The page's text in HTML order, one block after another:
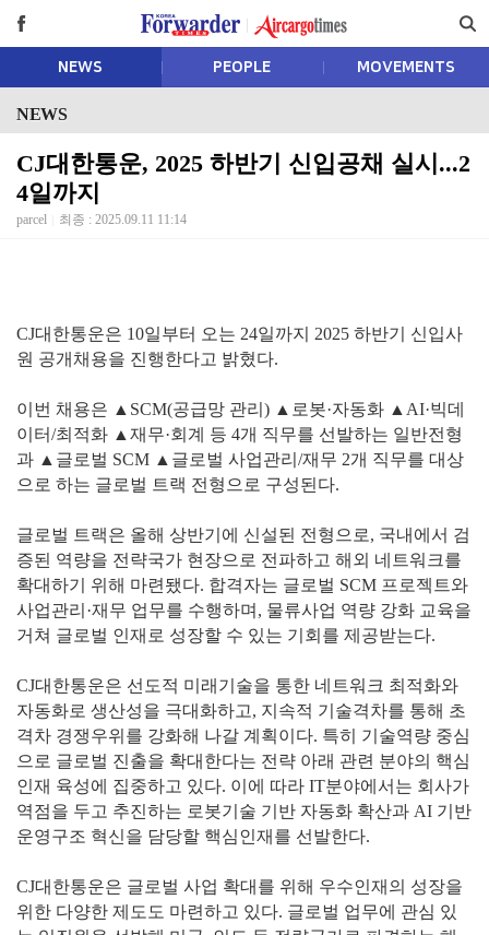
NEWS PEOPLE MOVEMENTS
NEWS
CJ대한통운, 2025 하반기 신입공채 실시...2
4일까지
parcel 최종 : 2025.09.11 11:14
CJ대한통운은 10일부터 오는 24일까지 2025 하반기 신입사
원 공개채용을 진행한다고 밝혔다.
이번 채용은 ▲SCM(공급망 관리) ▲로봇·자동화 ▲AI·빅데
이터/최적화 ▲재무·회계 등 4개 직무를 선발하는 일반전형
과 ▲글로벌 SCM ▲글로벌 사업관리/재무 2개 직무를 대상
으로 하는 글로벌 트랙 전형으로 구성된다.
글로벌 트랙은 올해 상반기에 신설된 전형으로, 국내에서 검
증된 역량을 전략국가 현장으로 전파하고 해외 네트워크를
확대하기 위해 마련됐다. 합격자는 글로벌 SCM 프로젝트와
사업관리·재무 업무를 수행하며, 물류사업 역량 강화 교육을
거쳐 글로벌 인재로 성장할 수 있는 기회를 제공받는다.
CJ대한통운은 선도적 미래기술을 통한 네트워크 최적화와
자동화로 생산성을 극대화하고, 지속적 기술격차를 통해 초
격차 경쟁우위를 강화해 나갈 계획이다. 특히 기술역량 중심
으로 글로벌 진출을 확대한다는 전략 아래 관련 분야의 핵심
인재 육성에 집중하고 있다. 이에 따라 IT분야에서는 회사가
역점을 두고 추진하는 로봇기술 기반 자동화 확산과 AI 기반
운영구조 혁신을 담당할 핵심인재를 선발한다.
CJ대한통운은 글로벌 사업 확대를 위해 우수인재의 성장을
위한 다양한 제도도 마련하고 있다. 글로벌 업무에 관심 있